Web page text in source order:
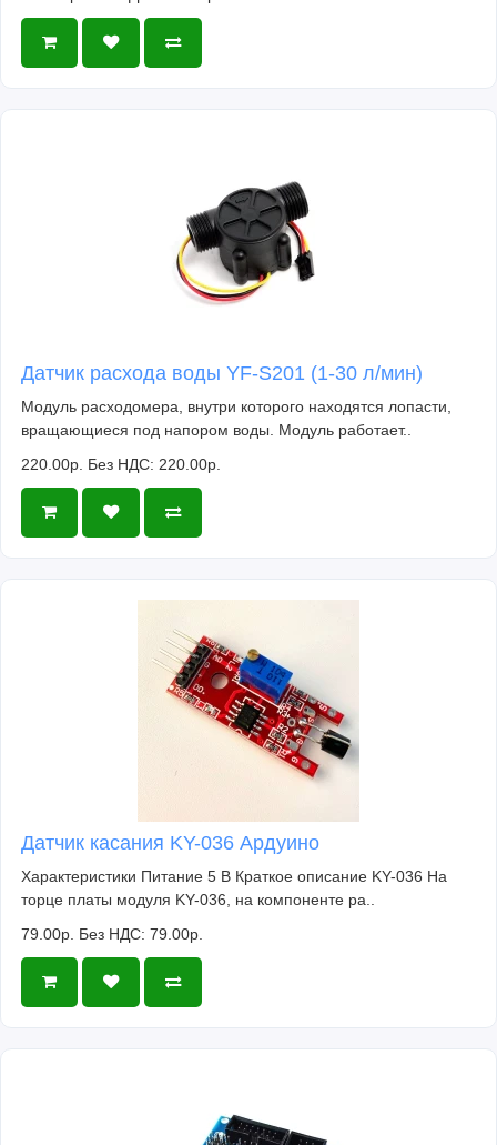
Датчик расхода воды YF-S201 (1-30 л/мин)
Модуль расходомера, внутри которого находятся лопасти,
вращающиеся под напором воды. Модуль работает..
220.00р. Без НДС: 220.00р.
Датчик касания KY-036 Ардуино
Характеристики Питание 5 В Краткое описание KY-036 На
торце платы модуля KY-036, на компоненте ра..
79.00р. Без НДС: 79.00р.